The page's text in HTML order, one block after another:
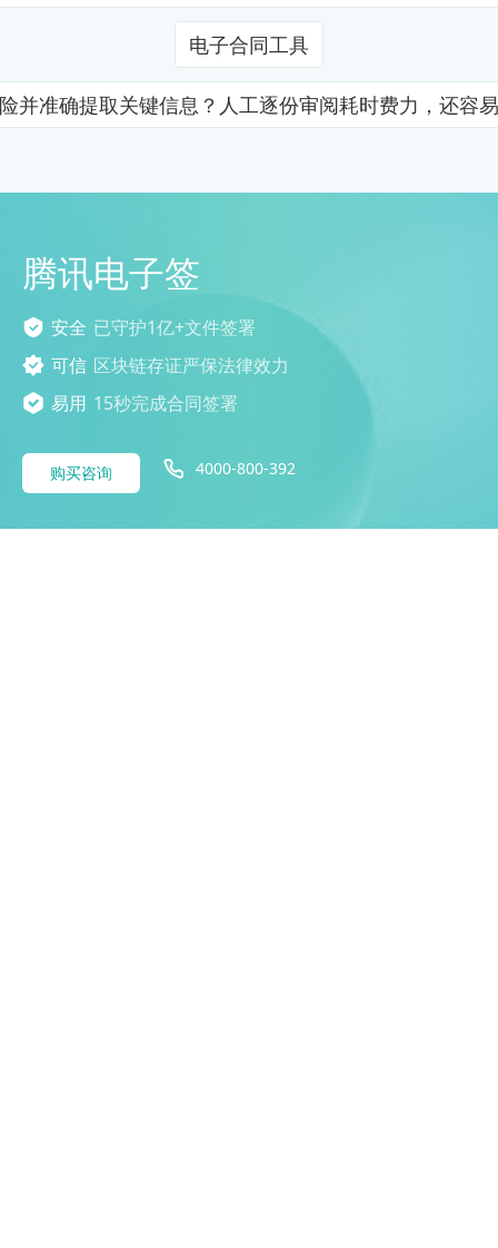
电子合同工具
并准确提取关键信息？人工逐份审阅耗时费力，还容
腾讯电子签
安全 已守护1亿+文件签署
可信 区块链存证严保法律效力
易用 15秒完成合同签署
购买咨询 4000-800-392